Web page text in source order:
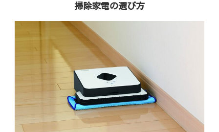
掃除家電の選び方